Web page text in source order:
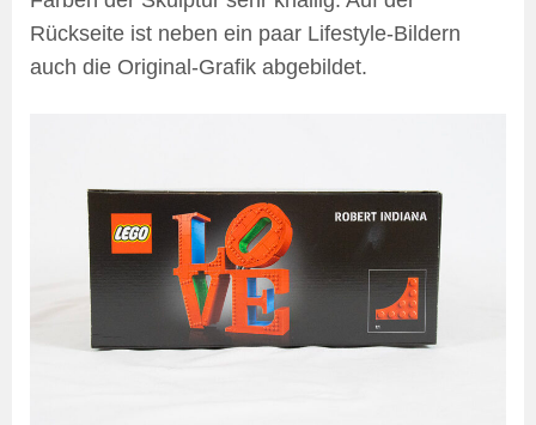
Rückseite ist neben ein paar Lifestyle-Bildern
auch die Original-Grafik abgebildet.